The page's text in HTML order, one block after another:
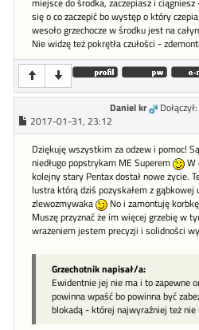
miejsce do środka, zaczepiasz i
się o co zaczepić bo występ o który
wesoło grzechocze w środku jest na
Nie widzę też pokrętła czułości -
Daniel kr
2017-01-31, 23:12
Dziękuję wszystkim za odzew i pomoc!
niedługo popstrykam ME Superem
W
kolejny stary Pentax dostał nowe życie.
lustra którą dziś pozyskałem z gąbkowej
zlewozmywaka
No i zamontuję
Muszę przyznać że im więcej grzebię w
wrażeniem jestem precyzji i solidności
Grzechotnik napisał/a:
Ewidentnie jej nie ma i to zapewne
powinna wpaść bo powinna być
blokadą - której najwyraźniej też nie